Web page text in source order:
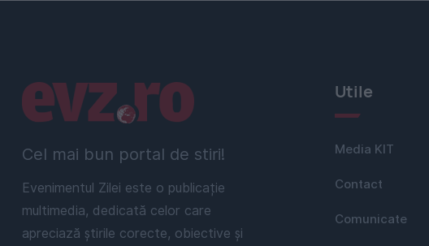
Cel mai bun portal de stiri!
Evenimentul Zilei este o publicație
multimedia, dedicată celor care
apreciază știrile corecte, obiective și
Linkuri utile Utile
Media KIT
Contact
Comunicate